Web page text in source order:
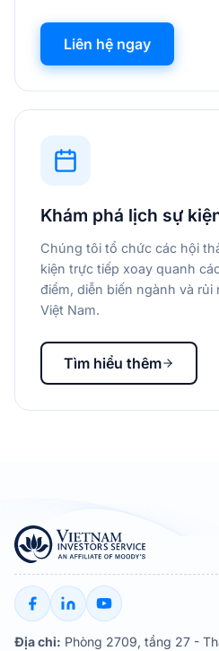
Liên hệ ngay
Khám phá lịch sự
Chúng tôi tổ chức các hội
kiện trực tiếp xoay quanh
điểm, diễn biến ngành và
Việt Nam.
Tìm hiểu thêm
Địa chỉ: Phòng 2709, tầng 27 -